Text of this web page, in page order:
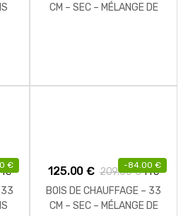
CM – SEC – MÉLANGE DE
€
33
-84.00 €
125.00€ 209.00€ TTC
BOIS DE CHAUFFAGE – 33
CM – SEC – MÉLANGE DE